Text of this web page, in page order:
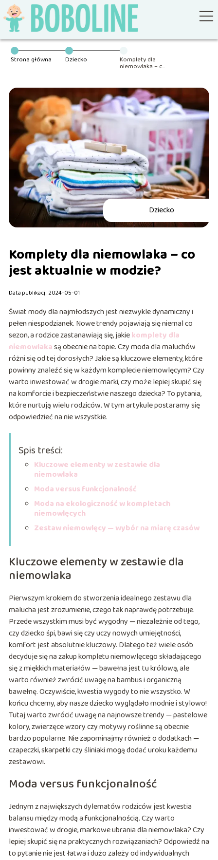
Strona główna Dziecko Komplety dla
niemowlaka – co
Dziecko
Komplety dla niemowlaka – co
jest aktualnie w modzie?
Data publikacji: 2024-05-01
Świat mody dla najmłodszych jest niezwykle dynamiczny i
pełen niespodzianek. Nowe trendy pojawiają się niemal co
sezon, a rodzice zastanawiają się, jakiekomplety dla
niemowlakasą obecnie na topie. Czy moda dla maluchów
różni się od tej dorosłych? Jakie są kluczowe elementy, które
powinny znaleźć się w każdym komplecie niemowlęcym? Czy
warto inwestować w drogie marki, czy może lepiej skupić się
na komforcie i bezpieczeństwie naszego dziecka? To pytania,
które nurtują wielu rodziców. W tym artykule postaramy się
odpowiedzieć na nie wszystkie.
Spis treści:
Kluczowe elementy w zestawie dla
niemowlaka
Moda versus funkcjonalność
Moda na ekologiczność w kompletach
niemowlęcych
Zestaw niemowlęcy — wybór na miarę czasów
Kluczowe elementy w zestawie dla
niemowlaka
Pierwszym krokiem do stworzenia idealnego zestawu dla
malucha jest zrozumienie, czego tak naprawdę potrzebuje.
Przede wszystkim musi być wygodny — niezależnie od tego,
czy dziecko śpi, bawi się czy uczy nowych umiejętności,
komfort jest absolutnie kluczowy. Dlatego też wiele osób
decyduje się na zakup kompletu niemowlęcego składającego
się z miękkich materiałów — bawełna jest tu królową, ale
warto również zwrócić uwagę na bambus i organiczną
bawełnę. Oczywiście, kwestia wygody to nie wszystko. W
końcu chcemy, aby nasze dziecko wyglądało modnie i stylowo!
Tutaj warto zwrócić uwagę na najnowsze trendy — pastelowe
kolory, zwierzęce wzory czy motywy roślinne są obecnie
bardzo popularne. Nie zapominajmy również o dodatkach —
czapeczki, skarpetki czy śliniaki mogą dodać uroku każdemu
zestawowi.
Moda versus funkcjonalność
Jednym z największych dylematów rodziców jest kwestia
balansu między modą a funkcjonalnością. Czy warto
inwestować w drogie, markowe ubrania dla niemowlaka? Czy
lepiej skupić się na praktycznych rozwiązaniach? Odpowiedź na
to pytanie nie jest łatwa i dużo zależy od indywidualnych